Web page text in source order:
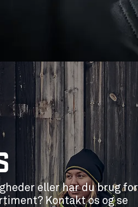
eller har du brug for
Kontakt os og se